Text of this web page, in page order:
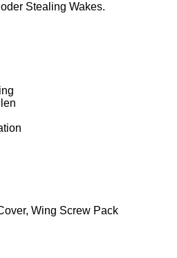
Stealing Wakes.
Wing Screw Pack